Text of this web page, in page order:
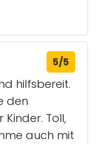
5/5
hilfsbereit.
den
Toll,
auch mit